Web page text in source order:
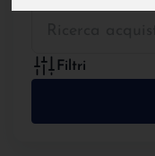
Filtri